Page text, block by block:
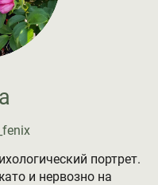
портрет.
и нервозно на